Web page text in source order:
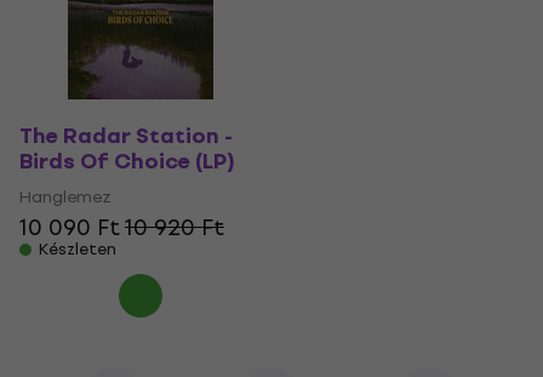
The Radar Station -
Birds Of Choice (LP)
Hanglemez
10 090 Ft10 920 Ft
Készleten